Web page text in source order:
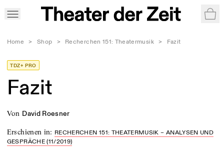
Home > Shop > Recherchen 151: Theatermusik > Fazit
TDZ+ PRO
Fazit
von David Roesner
Erschienen in: RECHERCHEN 151: THEATERMUSIK – ANALYSEN UND
GESPRÄCHE (11/2019)